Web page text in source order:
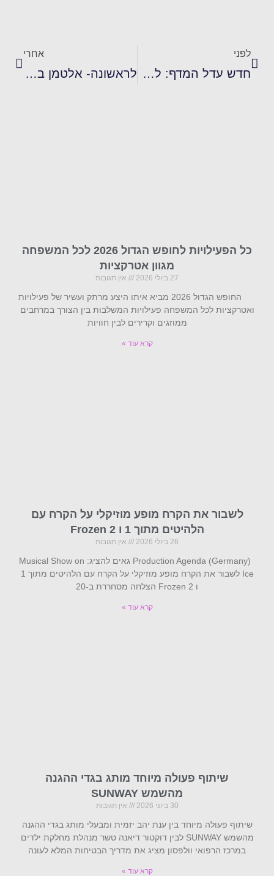
לפני
חדש עדל המדף: לרגל ראש השנה וחגי תשרי חליטת רימונים!
אחרי
לראשונה- אלטמן בריאות ורשת סופר פארם בשיתוף פעולה לקראת החגים
כל הפעילויות לחופש הגדול 2026 לכל המשפחה
מגוון אטרקציות
27 ביולי 2026 אין תגובות
החופש הגדול 2026 מביא איתו היצע מרתק ועשיר של פעילויות
ואטרקציות לכל המשפחה פעילויות המשלבות בין הצורך במרחבים
ממוזגים וקרירים לבין חוויות
קרא עוד »
לשבור את הקרח מופע מוזיקלי על הקרח עם
הלהיטים מתוך 1 ו Frozen 2
26 ביולי 2026 אין תגובות
Production Agenda (Germany) גאים להציג: Musical Show on
Ice לשבור את הקרח מופע מוזיקלי על הקרח עם הלהיטים מתוך 1
ו Frozen 2 הצלחה מסחררת ב-20
קרא עוד »
שיתוף פעולה מיוחד מותג בגדי ההגנה
מהשמש SUNWAY
30 ביוני 2026 אין תגובות
שיתוף פעולה מיוחד בין ענת יהב יזמית ומבעלי מותג בגדי ההגנה
מהשמש SUNWAY לבין דוקטור דיאנה טשר מנהלת מחלקת ילדים
במרכז הרפואי וולפסון מציג את מדריך הבטיחות המלא לעונה
קרא עוד »